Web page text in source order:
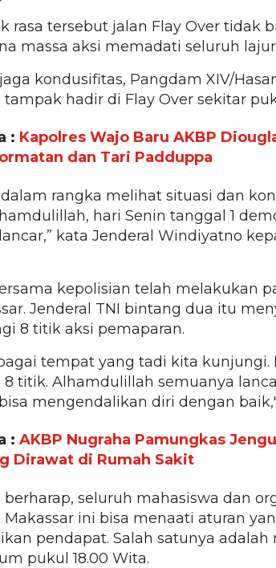
rasa tersebut jalan Flay Over tidak
massa aksi memadati seluruh
kondusifitas, Pangdam XIV/
hadir di Flay Over sekitar
: Kapolres Wajo Baru AKBP
dan Tari Padduppa
dalam rangka melihat situasi dan
hari Senin tanggal 1
kata Jenderal Windiyatno
kepolisian telah melakukan
Jenderal TNI bintang dua itu
8 titik aksi pemaparan.
tempat yang tadi kita kunjungi.
titik. Alhamdulillah semuanya
mengendalikan diri dengan
: AKBP Nugraha Pamungkas
Dirawat di Rumah Sakit
seluruh mahasiswa dan
Makassar ini bisa menaati aturan
pendapat. Salah satunya
pukul 18.00 Wita.